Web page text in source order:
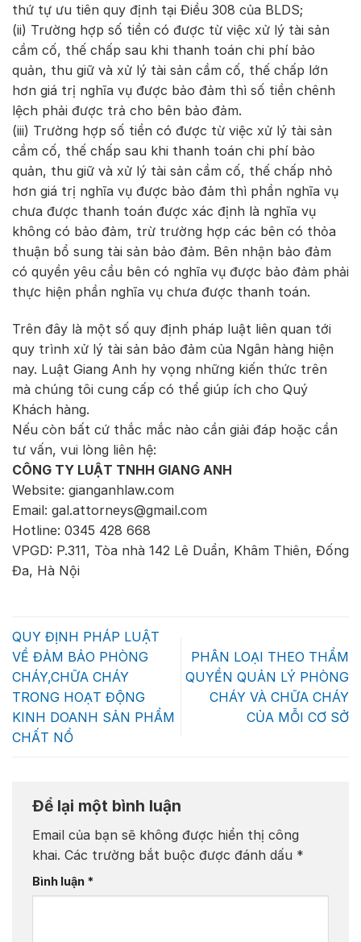
thứ tự ưu tiên quy định tại Điều 308 của BLDS;
(ii) Trường hợp số tiền có được từ việc xử lý tài sản
cầm cố, thế chấp sau khi thanh toán chi phí bảo
quản, thu giữ và xử lý tài sản cầm cố, thế chấp lớn
hơn giá trị nghĩa vụ được bảo đảm thì số tiền chênh
lệch phải được trả cho bên bảo đảm.
(iii) Trường hợp số tiền có được từ việc xử lý tài sản
cầm cố, thế chấp sau khi thanh toán chi phí bảo
quản, thu giữ và xử lý tài sản cầm cố, thế chấp nhỏ
hơn giá trị nghĩa vụ được bảo đảm thì phần nghĩa vụ
chưa được thanh toán được xác định là nghĩa vụ
không có bảo đảm, trừ trường hợp các bên có thỏa
thuận bổ sung tài sản bảo đảm. Bên nhận bảo đảm
có quyền yêu cầu bên có nghĩa vụ được bảo đảm phải
thực hiện phần nghĩa vụ chưa được thanh toán.
Trên đây là một số quy định pháp luật liên quan tới
quy trình xử lý tài sản bảo đảm của Ngân hàng hiện
nay. Luật Giang Anh hy vọng những kiến thức trên
mà chúng tôi cung cấp có thể giúp ích cho Quý
Khách hàng.
Nếu còn bất cứ thắc mắc nào cần giải đáp hoặc cần
tư vấn, vui lòng liên hệ:
CÔNG TY LUẬT TNHH GIANG ANH
Website: gianganhlaw.com
Email: gal.attorneys@gmail.com
Hotline: 0345 428 668
VPGD: P.311, Tòa nhà 142 Lê Duẩn, Khâm Thiên, Đống
Đa, Hà Nội
QUY ĐỊNH PHÁP LUẬT
VỀ ĐẢM BẢO PHÒNG
CHÁY,CHỮA CHÁY
TRONG HOẠT ĐỘNG
KINH DOANH SẢN PHẨM
CHẤT NỔ
PHÂN LOẠI THEO THẨM
QUYỀN QUẢN LÝ PHÒNG
CHÁY VÀ CHỮA CHÁY
CỦA MỖI CƠ SỞ
Để lại một bình luận
Email của bạn sẽ không được hiển thị công
khai. Các trường bắt buộc được đánh dấu *
Bình luận *